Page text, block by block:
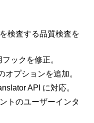
検査する品質検査を
ックを修正。
オプションを追加。
API に対応。
トのユーザーインタ